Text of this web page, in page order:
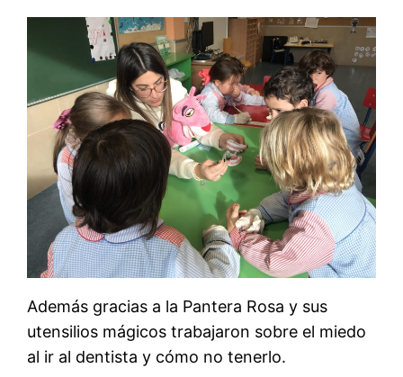
Además gracias a la Pantera Rosa y sus
utensilios mágicos trabajaron sobre el miedo
al ir al dentista y cómo no tenerlo.